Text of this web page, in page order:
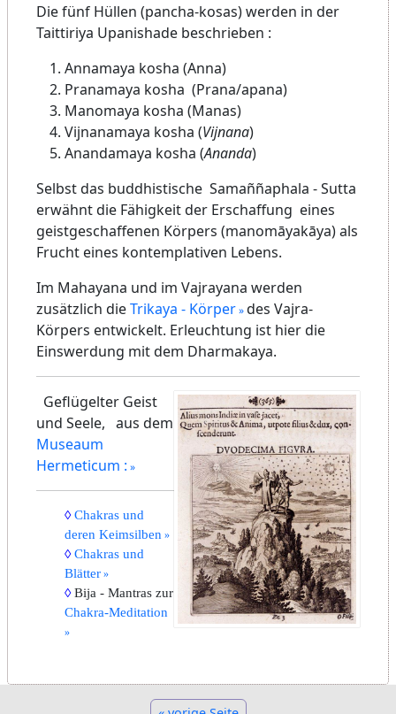
Die fünf Hüllen (pancha-kosas) werden in der
Taittiriya Upanishade beschrieben :
Annamaya kosha (Anna)
Pranamaya kosha (Prana/apana)
Manomaya kosha (Manas)
Vijnanamaya kosha (Vijnana)
Anandamaya kosha (Ananda)
Selbst das buddhistische Samaññaphala - Sutta
erwähnt die Fähigkeit der Erschaffung eines
geistgeschaffenen Körpers (manomāyakāya) als
Frucht eines kontemplativen Lebens.
Im Mahayana und im Vajrayana werden
zusätzlich dieTrikaya - Körper des Vajra-
Körpers entwickelt. Erleuchtung ist hier die
Einswerdung mit dem Dharmakaya.
Geflügelter Geist
und Seele, aus dem
Museaum
Hermeticum :
Chakras und
deren Keimsilben
Chakras und
Blätter
Bija - Mantras zur
Chakra-Meditation